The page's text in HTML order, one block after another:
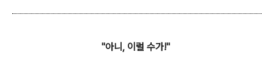
"아니, 이럴 수가!"